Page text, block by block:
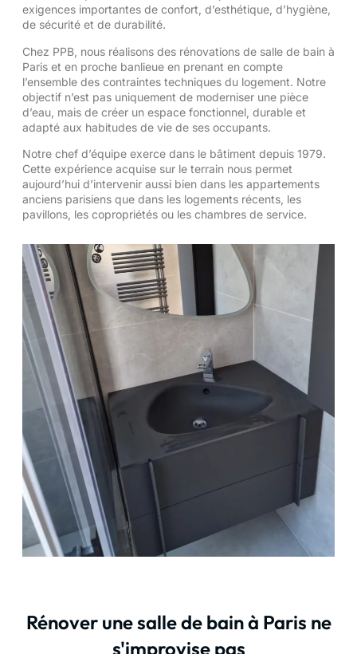
exigences importantes de confort, d’esthétique, d’hygiène,
de sécurité et de durabilité.
Chez PPB, nous réalisons des rénovations de salle de bain à
Paris et en proche banlieue en prenant en compte
l’ensemble des contraintes techniques du logement. Notre
objectif n’est pas uniquement de moderniser une pièce
d’eau, mais de créer un espace fonctionnel, durable et
adapté aux habitudes de vie de ses occupants.
Notre chef d’équipe exerce dans le bâtiment depuis 1979.
Cette expérience acquise sur le terrain nous permet
aujourd’hui d’intervenir aussi bien dans les appartements
anciens parisiens que dans les logements récents, les
pavillons, les copropriétés ou les chambres de service.
Rénover une salle de bain à Paris ne
s'improvise pas